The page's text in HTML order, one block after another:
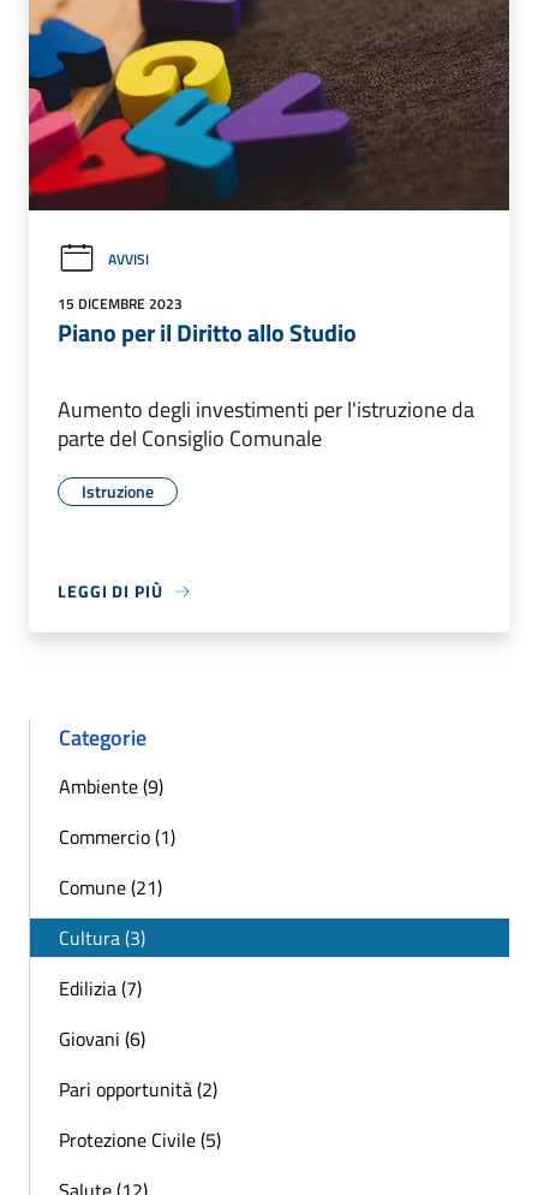
AVVISI
15 DICEMBRE 2023
Piano per il Diritto allo Studio
Aumento degli investimenti per l'istruzione da
parte del Consiglio Comunale
Istruzione
LEGGI DI PIÙ
Categorie
Ambiente (9)
Commercio (1)
Comune (21)
Cultura (3)
Edilizia (7)
Giovani (6)
Pari opportunità (2)
Protezione Civile (5)